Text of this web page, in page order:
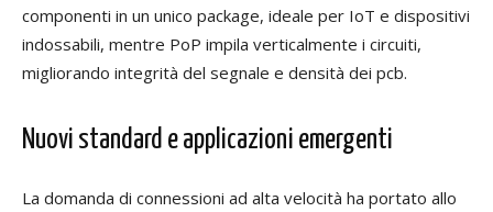
componenti in un unico package, ideale per IoT e dispositivi
indossabili, mentre PoP impila verticalmente i circuiti,
migliorando integrità del segnale e densità dei pcb.
Nuovi standard e applicazioni emergenti
La domanda di connessioni ad alta velocità ha portato allo